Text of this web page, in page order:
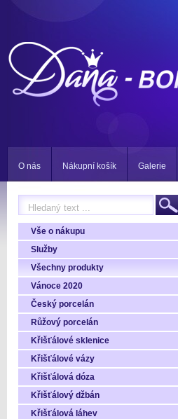
O nás Nákupní košík Galerie
Vše o nákupu
Služby
Všechny produkty
Vánoce 2020
Český porcelán
Růžový porcelán
Křišťálové sklenice
Křišťálové vázy
Křišťálová dóza
Křišťálový džbán
Křišťálová láhev